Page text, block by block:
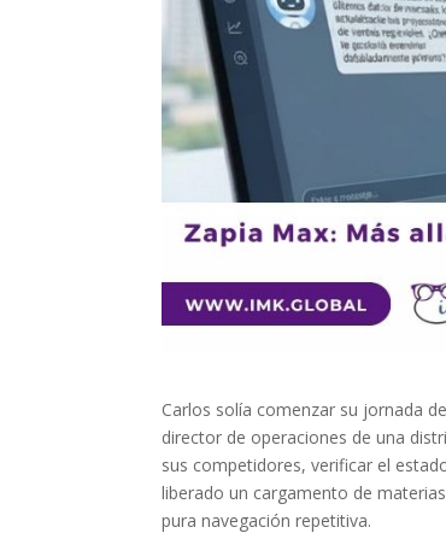
Carlos solía comenzar su jornada
director de operaciones de una
sus competidores, verificar el
liberado un cargamento de
pura navegación repetitiva.